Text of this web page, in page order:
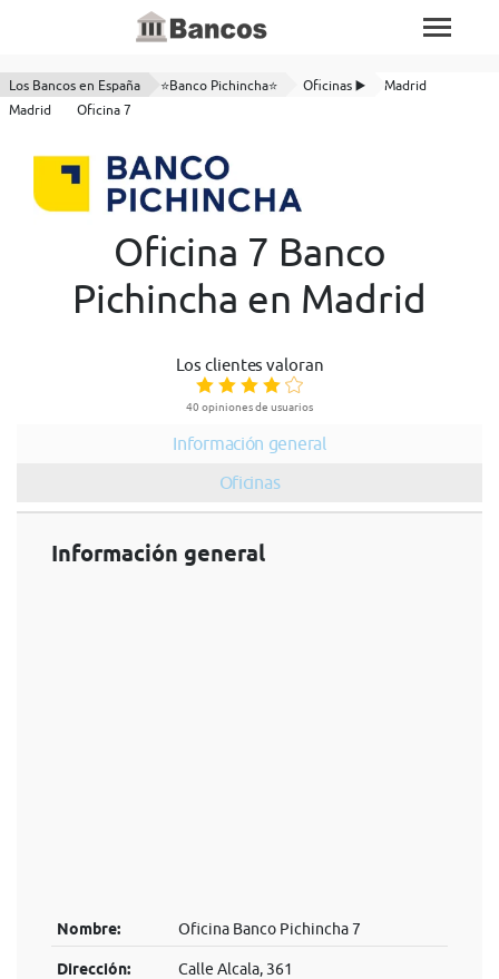
Los Bancos en España ⭐Banco Pichincha⭐ Oficinas ▶️
Madrid
Madrid
Oficina 7
Oficina 7 Banco
Pichincha en Madrid
Los clientes valoran
40 opiniones de usuarios
Información general
Oficinas
Información general
Nombre: Oficina Banco Pichincha 7
Dirección: Calle Alcala, 361